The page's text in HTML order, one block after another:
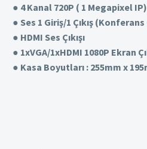
● 4 Kanal 720P ( 1 Megapixel IP)
● Ses 1 Giriş/1 Çıkış
● HDMI Ses Çıkışı
● 1xVGA/1xHDMI 1080P Ekran
● Kasa Boyutları : 255mm x